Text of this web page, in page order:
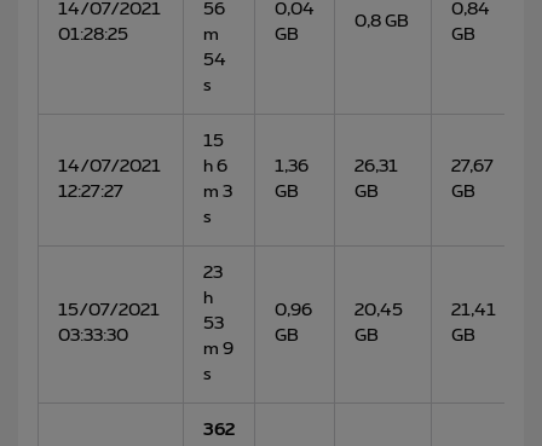
14/07/2021
01:28:25
56
m
54
s
0,04
GB
0,8 GB
0,84
GB
14/07/2021
12:27:27
15
h 6
m 3
s
1,36
GB
26,31
GB
27,67
GB
15/07/2021
03:33:30
23
h
53
m 9
s
0,96
GB
20,45
GB
21,41
GB
362